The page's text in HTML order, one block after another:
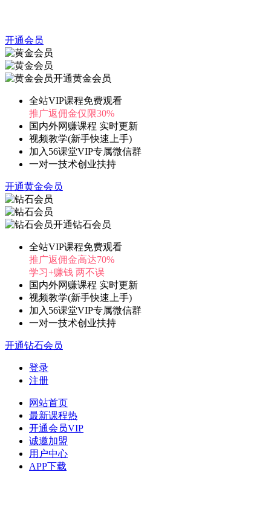
开通会员
开通黄金会员
全站VIP课程免费观看
推广返佣金仅限30%
国内外网赚课程 实时更新
视频教学(新手快速上手)
加入56课堂VIP专属微信群
一对一技术创业扶持
开通黄金会员
开通钻石会员
全站VIP课程免费观看
推广返佣金高达70%
学习+赚钱 两不误
国内外网赚课程 实时更新
视频教学(新手快速上手)
加入56课堂VIP专属微信群
一对一技术创业扶持
开通钻石会员
登录
注册
网站首页
最新课程热
开通会员VIP
诚邀加盟
用户中心
APP下载